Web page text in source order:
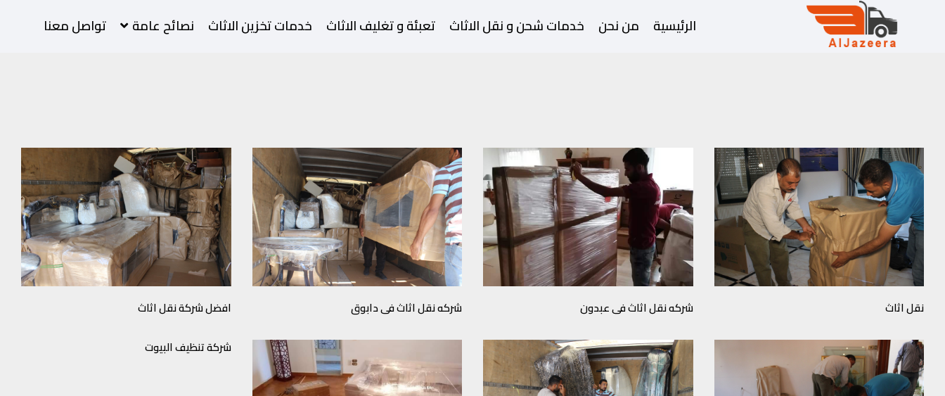
الرئيسية من نحن خدمات شحن و نقل الاثاث تعبئة و تغليف الاثاث خدمات تخزين الاثاث نصائح عامة تواصل معنا
نقل اثاث شركه نقل اثاث في عبدون شركه نقل اثاث في دابوق افضل شركة نقل اثاث
شركة تنظيف البيوت